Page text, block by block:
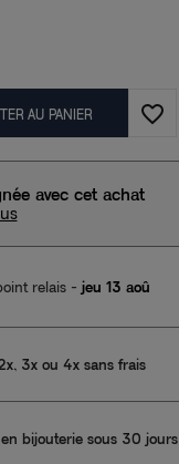
AU PANIER favorite_border
avec cet achat
relais- jeu 13 aoû
3x ou 4x sans frais
bijouterie sous 30 jours